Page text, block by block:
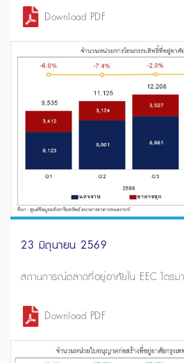
Download PDF
23 มิถุนายน 2569
สถานการณ์ตลาดที่อยู่อาศัยใน EEC ไตร
Download PDF